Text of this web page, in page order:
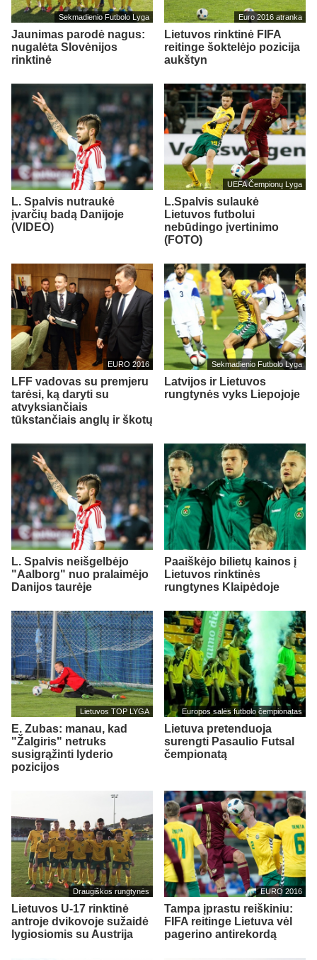
Sekmadienio Futbolo Lyga
Jaunimas parodė nagus:
nugalėta Slovėnijos
rinktinė
Euro 2016 atranka
Lietuvos rinktinė FIFA
reitinge šoktelėjo pozicija
aukštyn
L. Spalvis nutraukė
įvarčių badą Danijoje
(VIDEO)
UEFA Čempionų Lyga
L.Spalvis sulaukė
Lietuvos futbolui
nebūdingo įvertinimo
(FOTO)
EURO 2016
LFF vadovas su premjeru
tarėsi, ką daryti su
atvyksiančiais
tūkstančiais anglų ir škotų
Sekmadienio Futbolo Lyga
Latvijos ir Lietuvos
rungtynės vyks Liepojoje
L. Spalvis neišgelbėjo
"Aalborg" nuo pralaimėjo
Danijos taurėje
Paaiškėjo bilietų kainos į
Lietuvos rinktinės
rungtynes Klaipėdoje
Lietuvos TOP LYGA
E. Zubas: manau, kad
"Žalgiris" netruks
susigrąžinti lyderio
pozicijos
Europos salės futbolo čempionatas
Lietuva pretenduoja
surengti Pasaulio Futsal
čempionatą
Draugiškos rungtynės
Lietuvos U-17 rinktinė
antroje dvikovoje sužaidė
lygiosiomis su Austrija
EURO 2016
Tampa įprastu reiškiniu:
FIFA reitinge Lietuva vėl
pagerino antirekordą